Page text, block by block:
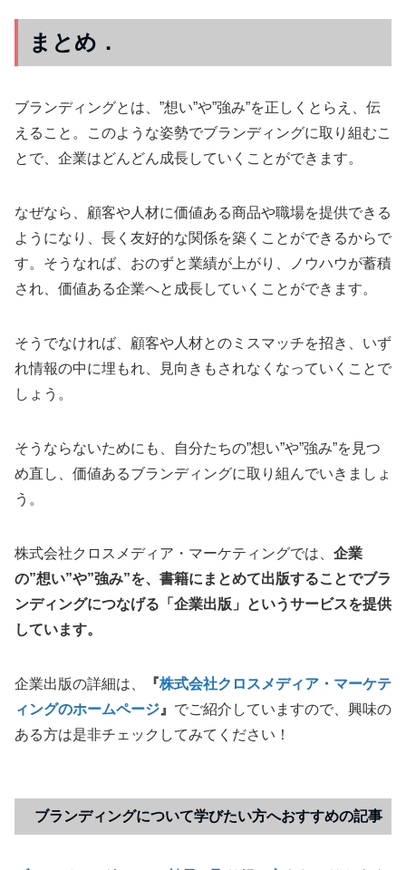
まとめ．
ブランディングとは、”想い”や”強み”を正しくとらえ、伝
えること。このような姿勢でブランディングに取り組むこ
とで、企業はどんどん成長していくことができます。
なぜなら、顧客や人材に価値ある商品や職場を提供できる
ようになり、長く友好的な関係を築くことができるからで
す。そうなれば、おのずと業績が上がり、ノウハウが蓄積
され、価値ある企業へと成長していくことができます。
そうでなければ、顧客や人材とのミスマッチを招き、いず
れ情報の中に埋もれ、見向きもされなくなっていくことで
しょう。
そうならないためにも、自分たちの”想い”や”強み”を見つ
め直し、価値あるブランディングに取り組んでいきましょ
う。
株式会社クロスメディア・マーケティングでは、 企業
の”想い”や”強み”を、書籍にまとめて出版することでブラ
ンディングにつなげる「企業出版」というサービスを提供
しています。
企業出版の詳細は、 『株式会社クロスメディア・マーケテ
ィングのホームページ 』 でご紹介していますので、興味の
ある方は是非チェックしてみてください！
ブランディングについて学びたい方へおすすめの記事